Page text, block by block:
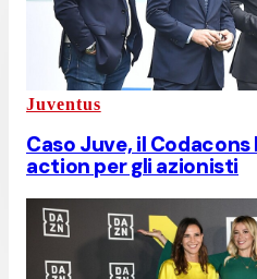
Juventus
Caso Juve, il
action per gli azionisti